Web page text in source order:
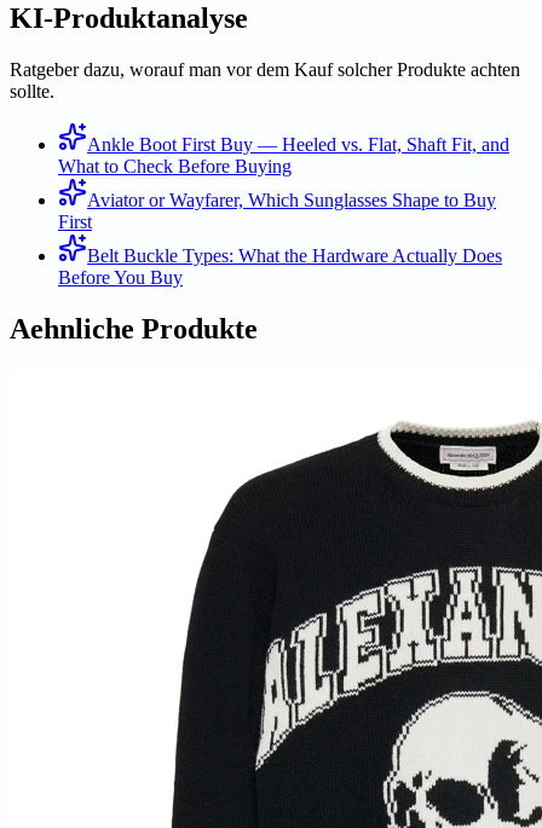
KI-Produktanalyse
Ratgeber dazu, worauf man vor dem Kauf solcher Produkte achten
sollte.
Ankle Boot First Buy — Heeled vs. Flat, Shaft Fit, and
What to Check Before Buying
Aviator or Wayfarer, Which Sunglasses Shape to Buy
First
Belt Buckle Types: What the Hardware Actually Does
Before You Buy
Aehnliche Produkte